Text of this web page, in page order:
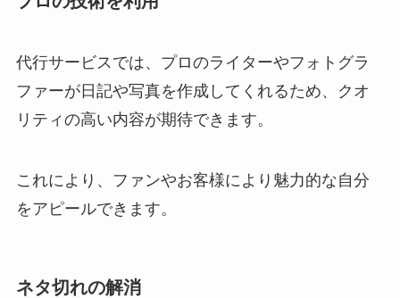
代行サービスでは、プロのライターやフォトグラ
ファーが日記や写真を作成してくれるため、クオ
リティの高い内容が期待できます。
これにより、ファンやお客様により魅力的な自分
をアピールできます。
ネタ切れの解消